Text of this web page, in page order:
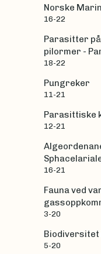
Norske
16-22
Parasitter
pilormer -
18-22
Pungreker
11-21
Parasittiske
12-21
16-21
Fauna ved
3-20
Biodiversitet
5-20